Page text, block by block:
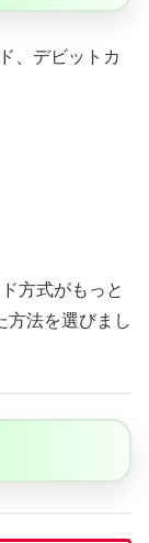
、デビットカ
方式がもっと
方法を選びまし